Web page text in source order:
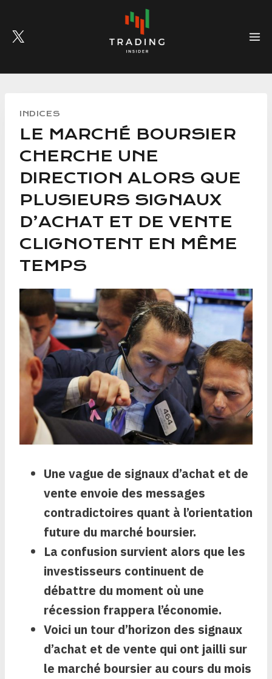
content
INDICES
LE MARCHÉ BOURSIER
CHERCHE UNE
DIRECTION ALORS QUE
PLUSIEURS SIGNAUX
D’ACHAT ET DE VENTE
CLIGNOTENT EN MÊME
TEMPS
Une vague de signaux d’achat et de
vente envoie des messages
contradictoires quant à l’orientation
future du marché boursier.
La confusion survient alors que les
investisseurs continuent de
débattre du moment où une
récession frappera l’économie.
Voici un tour d’horizon des signaux
d’achat et de vente qui ont jailli sur
le marché boursier au cours du mois